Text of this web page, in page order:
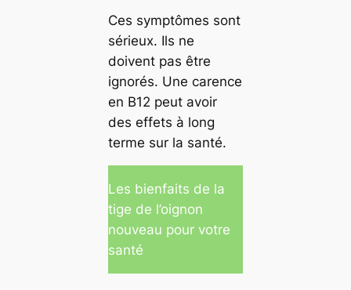
Ces symptômes sont
sérieux. Ils ne
doivent pas être
ignorés. Une carence
en B12 peut avoir
des effets à long
terme sur la santé.
Les bienfaits de la
tige de l’oignon
nouveau pour votre
santé